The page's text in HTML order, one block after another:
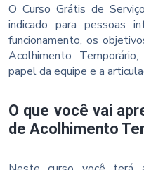
O Curso Grátis de
indicado para pessoas
funcionamento, os
Acolhimento
papel da equipe e a
O que você vai
de Acolhimento